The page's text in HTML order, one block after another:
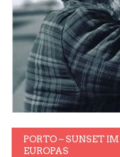
PORTO – SUNSET
EUROPAS